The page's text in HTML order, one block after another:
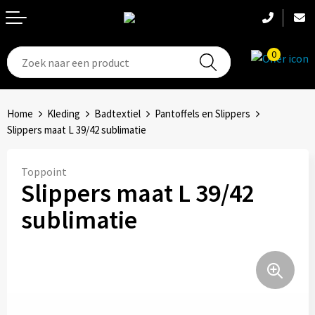
0
T-Shirts
Broeken en shorts
Schoenen
Badtextiel
Hoeden
Hoofdbanden
Sets
Bandanas
Aanstekers
Anti-stress
Elektronica, Gadgets en USB
Feestartikelen
Home Kleding Badtextiel
Pantoffels en Slippers
Slippers maat L 39/42 sublimatie
Toppoint
Slippers maat L 39/42
sublimatie